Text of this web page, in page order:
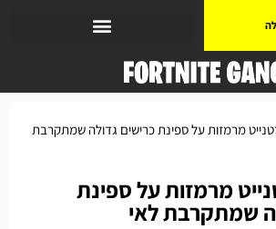
מרמזות על ספינת כרישים גדולה שמתקרבת
מרמזות על ספינת
שמתקרבת לאי